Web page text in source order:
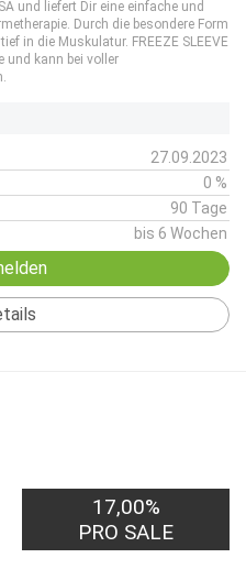
und liefert Dir eine einfache und
Durch die besondere Form
in die Muskulatur. FREEZE SLEEVE
und kann bei voller
27.09.2023
0 %
90 Tage
bis 6 Wochen
17,00%
PRO SALE